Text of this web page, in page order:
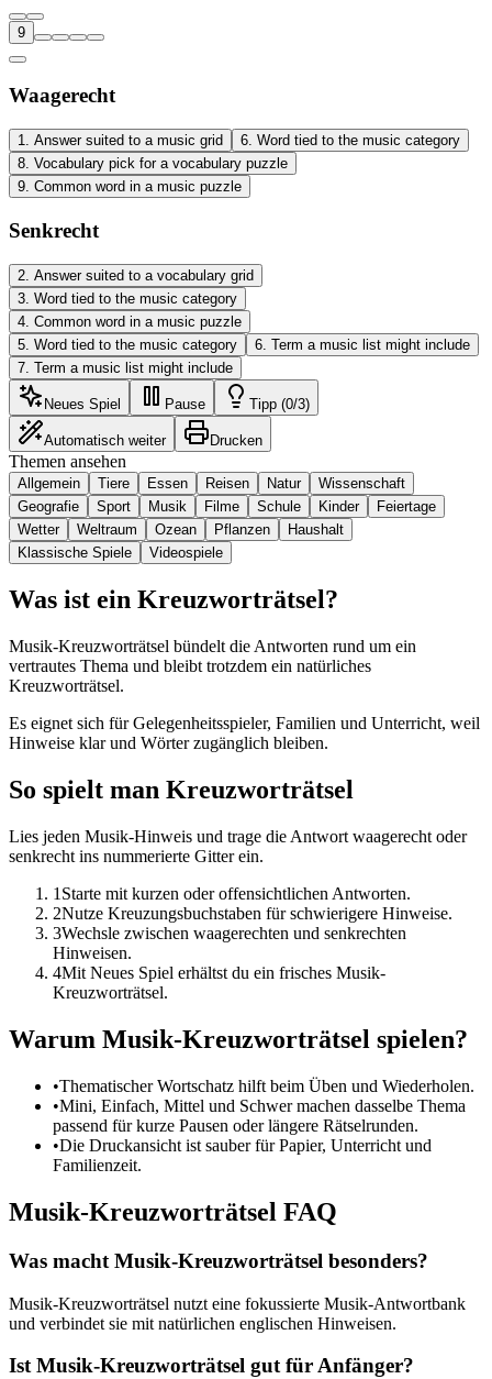
9
Waagerecht
1. Answer suited to a music grid 6. Word tied to the music category
8. Vocabulary pick for a vocabulary puzzle
9. Common word in a music puzzle
Senkrecht
2 Answer suited to a vocabulary grid
3 Word tied to the music category
4 Common word in a music puzzle
5 Word tied to the music category 6 Term a music list might include
7 Term a music list might include
Neues Spiel Pause Tipp (0/3)
Automatisch weiter Drucken
Themen ansehen
Allgemein Tiere Essen Reisen Natur
Wissenschaft
Geografie
Sport Musik Filme Schule Kinder
Feiertage
Wetter
Weltraum Ozean Pflanzen
Haushalt
Klassische Spiele
Videospiele
Was ist ein Kreuzworträtsel?
Musik-Kreuzworträtsel bündelt die Antworten rund um ein
vertrautes Thema und bleibt trotzdem ein natürliches
Kreuzworträtsel.
Es eignet sich für Gelegenheitsspieler, Familien und Unterricht, weil
Hinweise klar und Wörter zugänglich bleiben.
So spielt man Kreuzworträtsel
Lies jeden Musik-Hinweis und trage die Antwort waagerecht oder
senkrecht ins nummerierte Gitter ein.
1 Starte mit kurzen oder offensichtlichen Antworten.
2Nutze Kreuzungsbuchstaben für schwierigere Hinweise.
3Wechsle zwischen waagerechten und senkrechten
Hinweisen.
4Mit Neues Spiel erhältst du ein frisches Musik-
Kreuzworträtsel.
Warum Musik-Kreuzworträtsel spielen?
•Thematischer Wortschatz hilft beim Üben und Wiederholen.
•Mini, Einfach, Mittel und Schwer machen dasselbe Thema
passend für kurze Pausen oder längere Rätselrunden.
•Die Druckansicht ist sauber für Papier, Unterricht und
Familienzeit.
Musik-Kreuzworträtsel FAQ
Was macht Musik-Kreuzworträtsel besonders?
Musik-Kreuzworträtsel nutzt eine fokussierte Musik-Antwortbank
und verbindet sie mit natürlichen englischen Hinweisen.
Ist Musik-Kreuzworträtsel gut für Anfänger?